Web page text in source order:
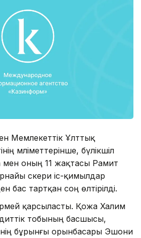
Мемлекеттік Ұлттық
мәліметтерінше, бүлікшіл
мен оның 11 жақтасы Рамит
әскери іс-қимылдар
бас тартқан соң өлтірілді.
қарсыласты. Қожа Халим
тобының басшысы,
бұрынғы орынбасары Эшони